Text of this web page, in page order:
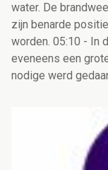
water. De
zijn benarde
worden. 05:10 - In
eveneens een
nodige werd